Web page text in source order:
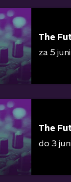
The
za 5
The
do 3